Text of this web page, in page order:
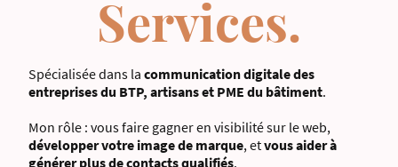
Services.
Spécialisée dans la communication digitale des
entreprises du BTP, artisans et PME du bâtiment.
Mon rôle : vous faire gagner en visibilité sur le web,
développer votre image de marque, etvous aider à
générer plus de contacts qualifiés.